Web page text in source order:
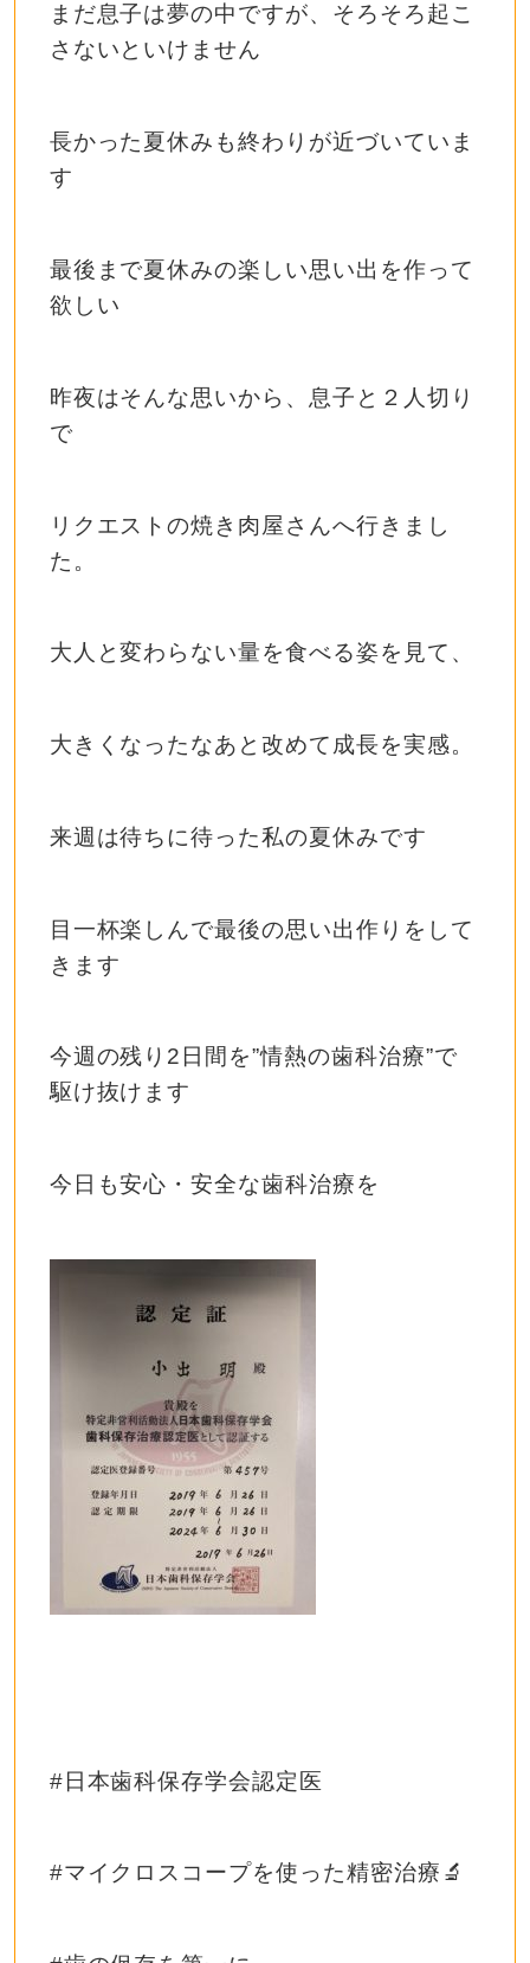
まだ息子は夢の中ですが、そろそろ起こ
さないといけません
長かった夏休みも終わりが近づいていま
す
最後まで夏休みの楽しい思い出を作って
欲しい
昨夜はそんな思いから、息子と２人切り
で
リクエストの焼き肉屋さんへ行きまし
た。
大人と変わらない量を食べる姿を見て、
大きくなったなあと改めて成長を実感。
来週は待ちに待った私の夏休みです
目一杯楽しんで最後の思い出作りをして
きます
今週の残り2日間を”情熱の歯科治療”で
駆け抜けます
今日も安心・安全な歯科治療を
#日本歯科保存学会認定医
#マイクロスコープを使った精密治療🔬